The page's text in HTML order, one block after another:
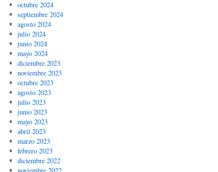
octubre 2024
septiembre 2024
agosto 2024
julio 2024
junio 2024
mayo 2024
diciembre 2023
noviembre 2023
octubre 2023
agosto 2023
julio 2023
junio 2023
mayo 2023
abril 2023
marzo 2023
febrero 2023
diciembre 2022